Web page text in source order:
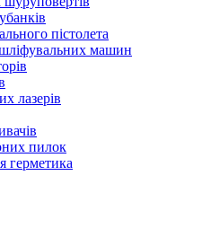
пістолета
машин
лазерів
пилок
герметика